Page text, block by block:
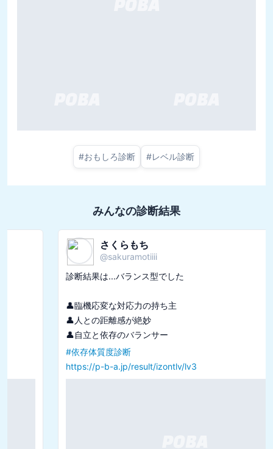
#おもしろ診断 #レベル診断
みんなの診断結果
さくらもち
sakuramotiiii
診断結果は...バランス型でした
👤臨機応変な対応力の持ち主
👤人との距離感が絶妙
👤自立と依存のバランサー
依存体質度診断
https://p-b-a.jp/result/izontlv/lv3